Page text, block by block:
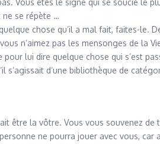
Vous êtes le signe qui se soucie le
ne se répète …
chose qu’il a mal fait, faites-
n’aimez pas les mensonges de la
lui dire quelque chose qui s’est
s’agissait d’une bibliothèque de
être la vôtre. Vous vous souvenez
ne pourra jouer avec vous,